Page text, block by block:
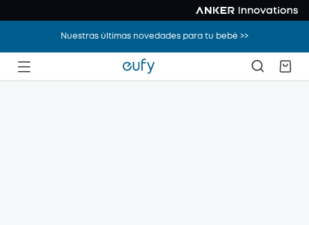
Nuestras últimas novedades para tu bebé >>